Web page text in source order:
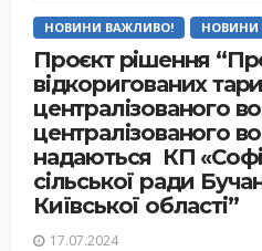
НОВИНИ ВАЖЛИВО! НОВИНИ
Проєкт рішення
відкоригованих
централізованого
централізованого
надаються КП
сільської ради
Київської області”
17.07.2024